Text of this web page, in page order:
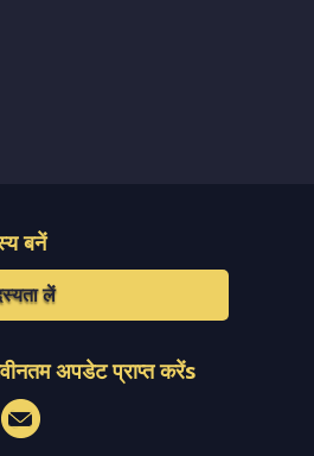
बनें
लें
अपडेट प्राप्त करेंs